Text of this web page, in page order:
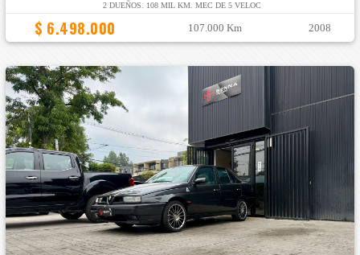
2 DUEÑOS. 108 MIL KM. MEC DE 5 VELOC
$ 6.498.000 107.000 Km 2008